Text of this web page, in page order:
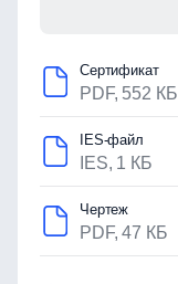
Сертификат
PDF, 552 КБ
IES-файл
IES, 1 КБ
Чертеж
PDF, 47 КБ